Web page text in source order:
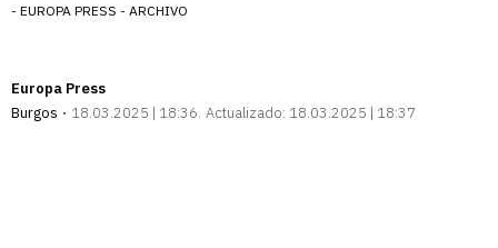
- EUROPA PRESS - ARCHIVO
Europa Press
Burgos
18.03.2025 | 18:36 Actualizado: 18.03.2025 | 18:37